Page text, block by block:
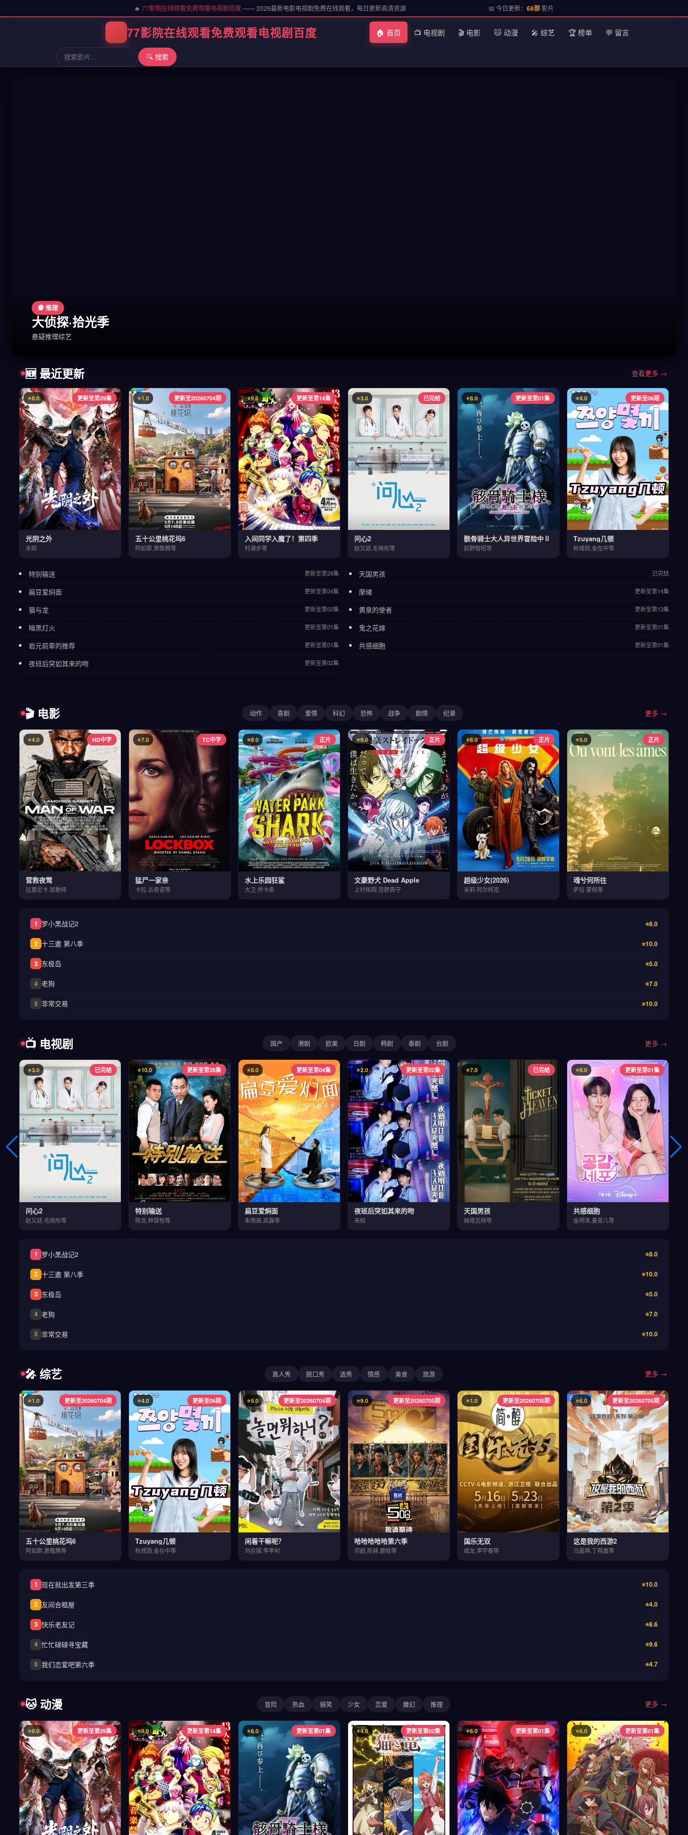
🔥77影院在线观看免费观看电视剧百度—— 2026最新电影电视剧免费在线观看，每日更新高清资源 📅 今日更新： 68部影片
77影院在线观看免费观看电视剧百度 🏠 首页 📺 电视剧 🎬 电影 🐱 动漫 🎤 综艺 🏆 榜单 💬 留言
🔍 搜索
🕵️ 推理
大侦探·拾光季
悬疑推理综艺
🆕 最近更新 查看更多 →
⭐8.0 更新至第29集
光阴之外
未知
⭐1.0 更新至20260704期
五十公里桃花坞6
阿如那,萧敬腾等
⭐9.0 更新至第14集
入间同学入魔了！第四季
村濑步等
⭐3.0 已完结
问心2
赵又廷,毛晓彤等
⭐8.0 更新至第01集
骸骨骑士大人异世界冒险中Ⅱ
前野智昭等
⭐4.0 更新至06期
Tzuyang几顿
秋成勋,金在中等
特别输送 更新至第28集
扁豆爱焖面 更新至第04集
猫与龙 更新至第02集
暗黑灯火 更新至第01集
岩元前辈的推荐 更新至第01集
夜班后突如其来的吻 更新至第02集
天国男孩 已完结
摩绪 更新至第14集
黄泉的使者 更新至第13集
鬼之花嫁 更新至第01集
共感细胞 更新至第01集
🎬 电影 动作 喜剧 爱情 科幻 恐怖 战争 剧情 纪录 更多 →
⭐4.0 HD中字
营救夜莺
拉莫尼卡·加勒特
⭐7.0 TC中字
猛尸一家亲
卡拉·古奇诺等
⭐9.0 正片
水上乐园狂鲨
大卫·乔卡奇
⭐9.0 正片
文豪野犬 Dead Apple
上村祐翔,宫野真守
⭐8.0 正片
超级少女(2026)
米莉·阿尔柯克
⭐5.0 正片
魂兮何所往
萨拉·蒙佩蒂
1 罗小黑战记2 ⭐8.0
2 十三邀 第八季 ⭐10.0
3 东极岛 ⭐5.0
4 老狗 ⭐7.0
5 非常交易 ⭐10.0
📺 电视剧 国产 港剧 欧美 日剧 韩剧 泰剧 台剧 更多 →
⭐3.0 已完结
问心2
赵又廷,毛晓彤等
⭐10.0 更新至第28集
特别输送
陈龙,林保怡等
⭐8.0 更新至第04集
扁豆爱焖面
朱雨辰,高露等
⭐2.0 更新至第02集
夜班后突如其来的吻
未知
⭐7.0 已完结
天国男孩
纳塔瓦特等
⭐9.0 更新至第01集
共感细胞
金明洙,姜旻儿等
1 罗小黑战记2 ⭐8.0
2 十三邀 第八季 ⭐10.0
3 东极岛 ⭐5.0
4 老狗 ⭐7.0
5 非常交易 ⭐10.0
🎤 综艺 真人秀 脱口秀 选秀 情感 美食 旅游 更多 →
⭐1.0 更新至20260704期
五十公里桃花坞6
阿如那,萧敬腾等
⭐4.0 更新至06期
Tzuyang几顿
秋成勋,金在中等
⭐5.0 更新至20260704期
闲着干嘛呢？
刘在锡,李孝利
⭐9.0 更新至20260705期
哈哈哈哈哈第六季
邓超,陈赫,鹿晗等
⭐1.0 更新至20260705期
国乐无双
成龙,李宇春等
⭐6.0 更新至20260705期
这是我的西游2
马嘉祺,丁程鑫等
1 现在就出发第三季 ⭐10.0
2 友间合租屋 ⭐4.0
3 快乐老友记 ⭐8.6
4 忙忙碌碌寻宝藏 ⭐9.6
5 我们恋爱吧第六季 ⭐4.7
🐱 动漫 冒险 热血 搞笑 少女 恋爱 魔幻 推理 更多 →
⭐8.0 更新至第29集 ⭐9.0 更新至第14集 ⭐8.0 更新至第01集 ⭐4.0 更新至第02集 ⭐6.0 更新至第01集 ⭐6.0 更新至第01集